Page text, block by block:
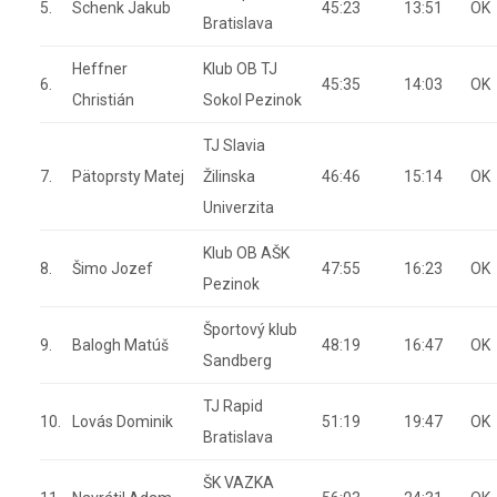
5. Schenk Jakub
Bratislava
45:23 13:51 OK
6.
Heffner
Christián
Klub OB TJ
Sokol Pezinok
45:35 14:03 OK
7. Pätoprsty Matej
TJ Slavia
Žilinska
Univerzita
46:46 15:14 OK
8. Šimo Jozef
Klub OB AŠK
Pezinok
47:55 16:23 OK
9. Balogh Matúš
Športový klub
Sandberg
48:19 16:47 OK
10. Lovás Dominik
TJ Rapid
Bratislava
51:19 19:47 OK
ŠK VAZKA